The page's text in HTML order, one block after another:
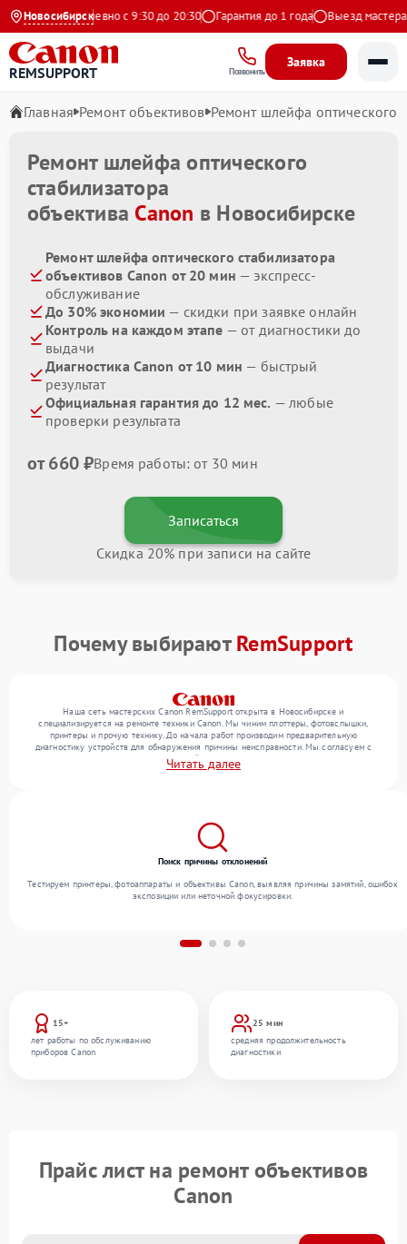
Новосибирск
Ежедневно с 9:30 до 20:30 Гарантия до 1 года Выезд мастера
REMSUPPORT Позвонить
Заявка
Главная Ремонт объективов Ремонт шлейфа оптического
Ремонт шлейфа оптического
стабилизатора
объектива Canon в Новосибирске
Ремонт шлейфа оптического стабилизатора
объективов Canon от 20 мин — экспресс-
обслуживание
До 30% экономии — скидки при заявке онлайн
Контроль на каждом этапе — от диагностики до
выдачи
Диагностика Canon от 10 мин — быстрый
результат
Официальная гарантия до 12 мес. — любые
проверки результата
от 660 ₽Время работы: от 30 мин
Записаться
Скидка 20% при записи на сайте
Почему выбираютRemSupport
Наша сеть мастерских Canon RemSupport открыта в Новосибирске и
специализируется на ремонте техники Canon. Мы чиним плоттеры, фотовспышки,
принтеры и прочую технику. До начала работ производим предварительную
диагностику устройств для обнаружения причины неисправности. Мы согласуем с
клиентом состав необходимых операций и их стоимость, затем реализуем ремонт с
заменой деталей по необходимости. После работ проверяем качество оказанных
Читать далее
15+
лет работы по обслуживанию
приборов Canon
25 мин
средняя продолжительность
диагностики
Поиск причины отклонений
Тестируем принтеры, фотоаппараты и объективы Canon, выявляя причины замятий, ошибок
экспозиции или неточной фокусировки.
Прайс лист на ремонт объективов
Canon